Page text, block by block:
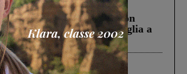
2026
una struttura di Castiglion
che aveva ucciso la figlia a
2026